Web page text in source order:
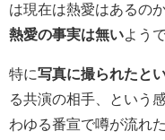
は現在は熱愛はあるの
熱愛の事実は無い よう
特に写真に撮られたと
る共演の相手、という
わゆる番宣で噂が流れ